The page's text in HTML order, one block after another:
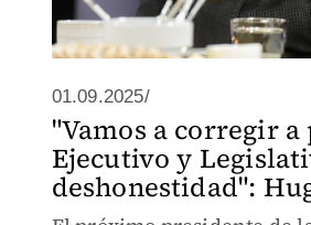
01.09.2025/
"Vamos a corregir a
Ejecutivo y
deshonestidad":